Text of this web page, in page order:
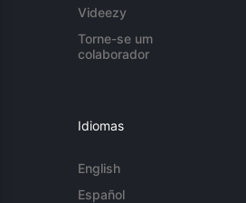
Videezy
Torne-se um
colaborador
Idiomas
English
Español